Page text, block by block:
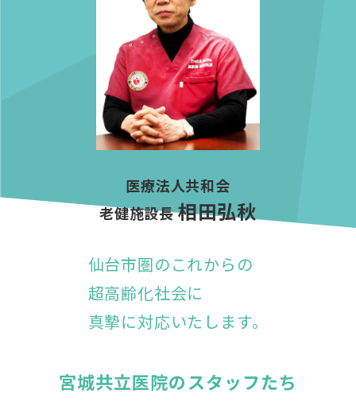
医療法人共和会
老健施設長相田弘秋
仙台市圏のこれからの
超高齢化社会に
真摯に対応いたします。
宮城共立医院のスタッフたち